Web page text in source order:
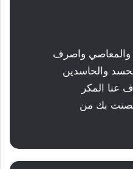
والمعاصي واصرف
والحاسدين
عنا المكر
بك من